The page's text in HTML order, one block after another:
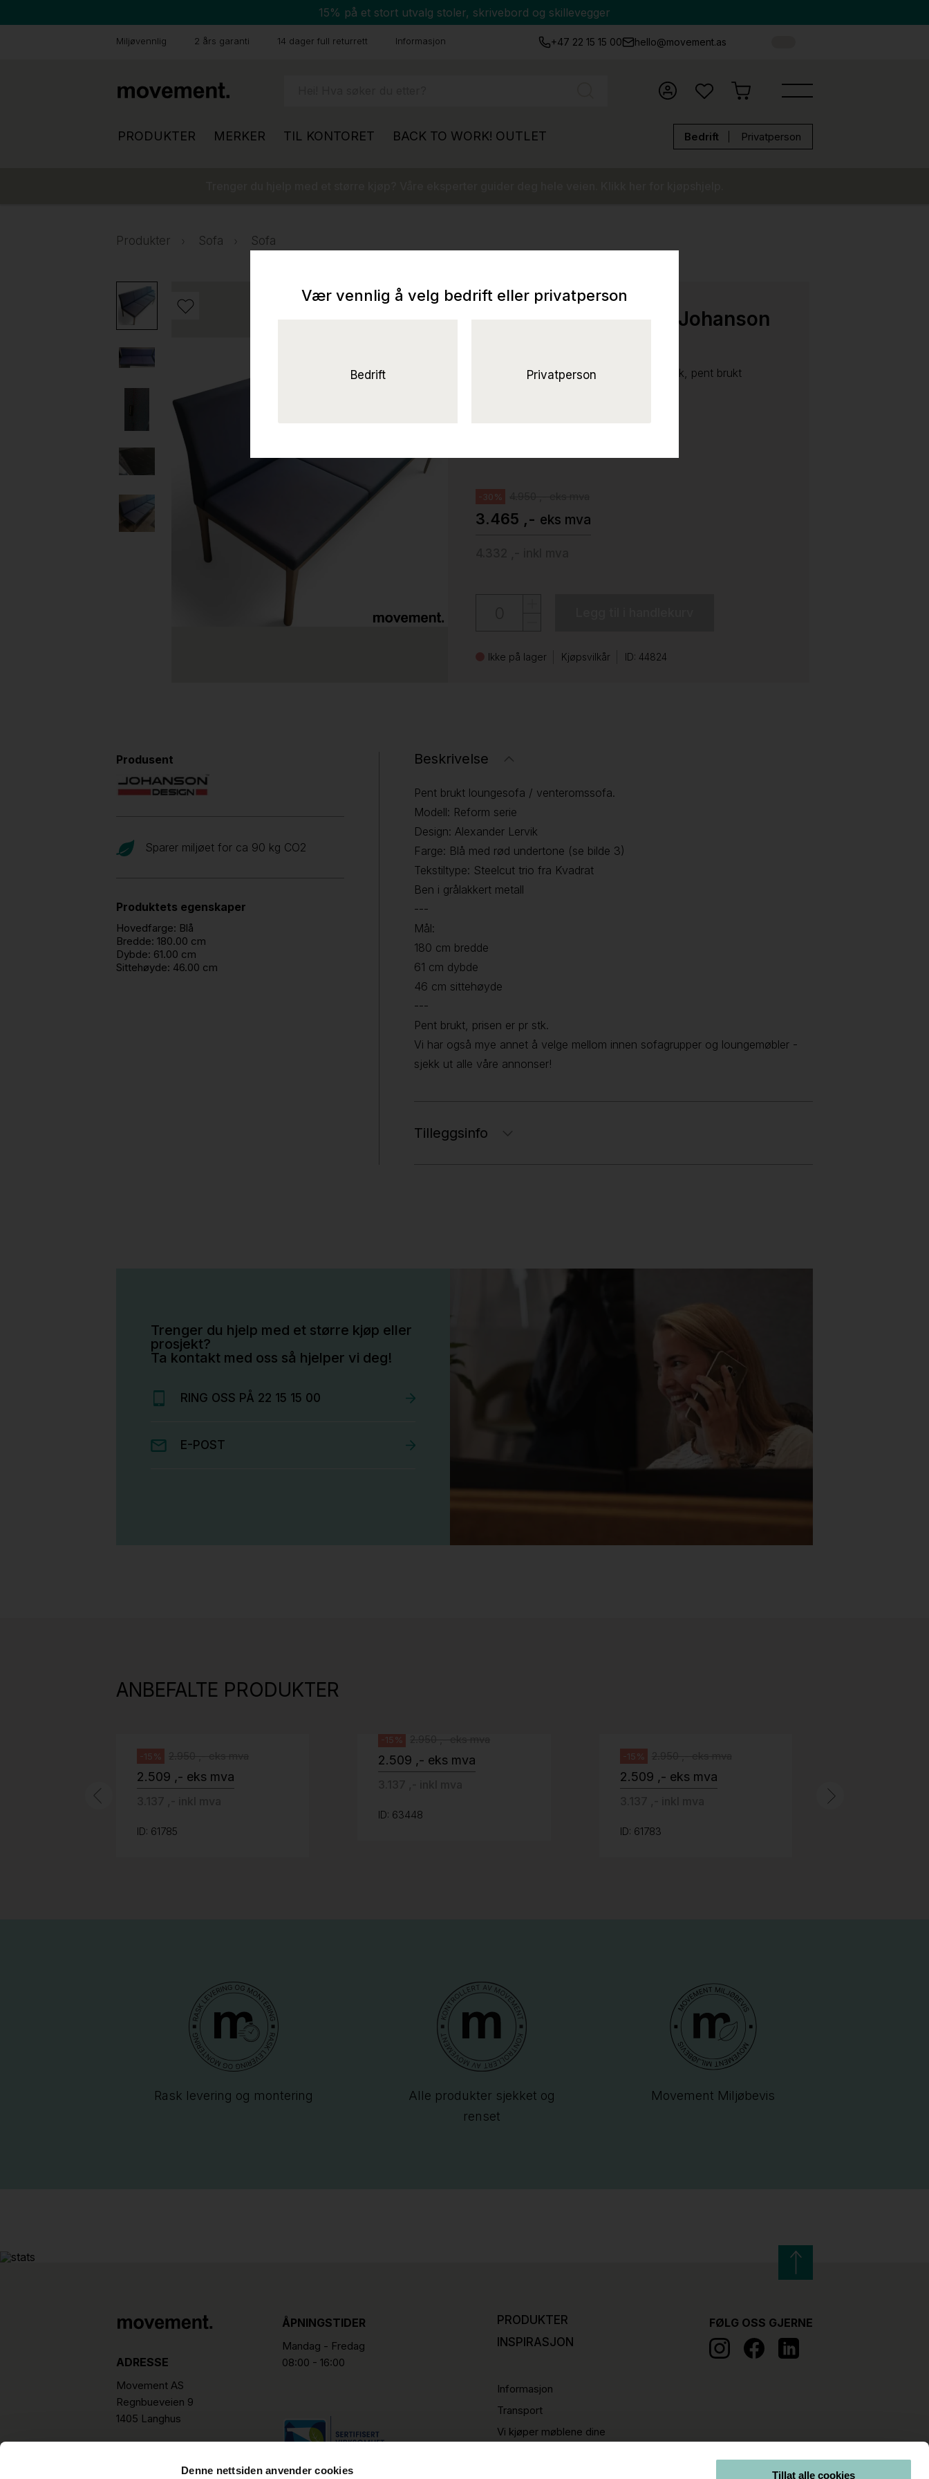
Denne nettsiden anvender cookies Tillat alle cookies
15% på et stort utvalg stoler, skrivebord og skillevegger
Miljøvennlig 2 års garanti 14 dager full returrett Informasjon +47 22 15 15 00 hello@movement.as
PRODUKTER MERKER TIL KONTORET BACK TO WORK! OUTLET Bedrift Privatperson
Produkter Sofa Sofa
Solgt!Loungesofa fra Johanson
Reform, 3seter, 180cm bredde, blått trekk, pent brukt
-30%
3.465 ,- eks mva
Ikke på lager Kjøpsvilkår ID: 44824
Produsent
Sparer miljøet for ca 90 kg CO2
Produktets egenskaper
Hovedfarge: Blå
Bredde: 180.00 cm
Dybde: 61.00 cm
Sittehøyde: 46.00 cm
Beskrivelse
Pent brukt loungesofa / venteromssofa.
Modell: Reform serie
Design: Alexander Lervik
Farge: Blå med rød undertone (se bilde 3)
Tekstiltype: Steelcut trio fra Kvadrat
Ben i grålakkert metall
---
Mål:
180 cm bredde
61 cm dybde
46 cm sittehøyde
---
Pent brukt, prisen er pr stk.
Vi har også mye annet å velge mellom innen sofagrupper og loungemøbler -
sjekk ut alle våre annonser!
Tilleggsinfo
Trenger du hjelp med et større kjøp eller
prosjekt?
Ta kontakt med oss så hjelper vi deg!
RING OSS PÅ 22 15 15 00
E-POST
ANBEFALTE PRODUKTER
grått fotkryss, Pent brukt
-15%
2.509 ,- eks mva
ID: 61785
-15%
2.509 ,- eks mva
ID: 63448
-15%
2.509 ,- eks mva
ID: 61783
Rask levering og montering
Alle produkter sjekket og
renset
Movement Miljøbevis
ADRESSE
Movement AS
Regnbueveien 9
1405 Langhus
hello@movement.as
ÅPNINGSTIDER
Mandag - Fredag
08:00 - 16:00
PRODUKTER
INSPIRASJON
Informasjon
Transport
Vi kjøper møblene dine
FØLG OSS GJERNE
Vær vennlig å velg bedrift eller privatperson
Bedrift Privatperson